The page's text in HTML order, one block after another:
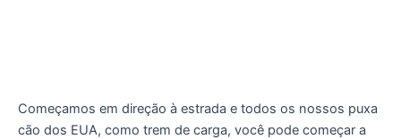
Começamos em direção à estrada e todos os nossos puxa
cão dos EUA, como trem de carga, você pode começar a